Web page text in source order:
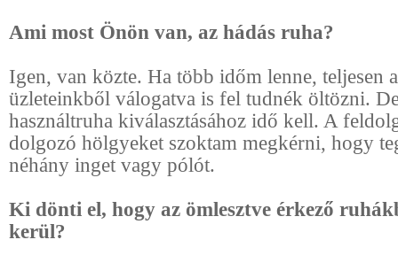
Ami most Önön van, az hádás ruha?
Igen, van közte. Ha több időm lenne, teljesen
üzleteinkből válogatva is fel tudnék öltözni.
használtruha kiválasztásához idő kell. A
dolgozó hölgyeket szoktam megkérni, hogy
néhány inget vagy pólót.
Ki dönti el, hogy az ömlesztve érkező
kerül?